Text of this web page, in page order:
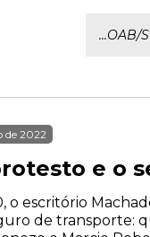
...OAB/
de 2022
e o
o escritório
de transporte: